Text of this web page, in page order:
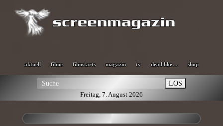
aktuell filme filmstarts magazin tv dead like… shop
LOS
Freitag, 7. August 2026